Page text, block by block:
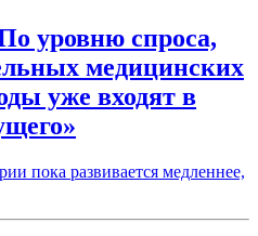
уровню спроса,
медицинских
уже входят в
пока развивается медленнее,